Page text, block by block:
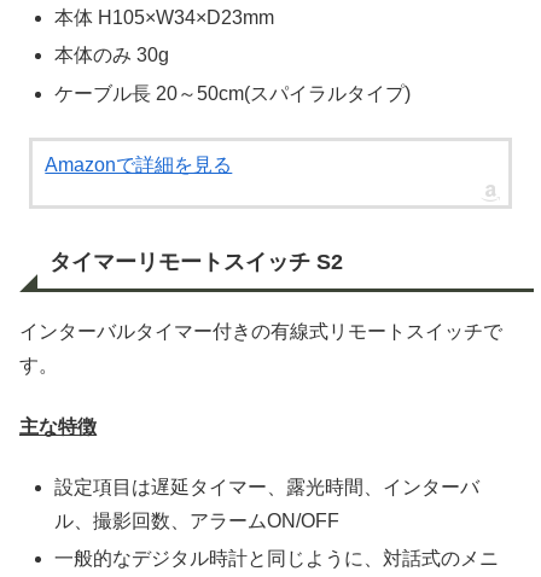
本体 H105×W34×D23mm
本体のみ 30g
ケーブル長 20～50cm(スパイラルタイプ)
Amazonで詳細を見る
タイマーリモートスイッチ S2
インターバルタイマー付きの有線式リモートスイッチで
す。
主な特徴
設定項目は遅延タイマー、露光時間、インターバ
ル、撮影回数、アラームON/OFF
一般的なデジタル時計と同じように、対話式のメニ